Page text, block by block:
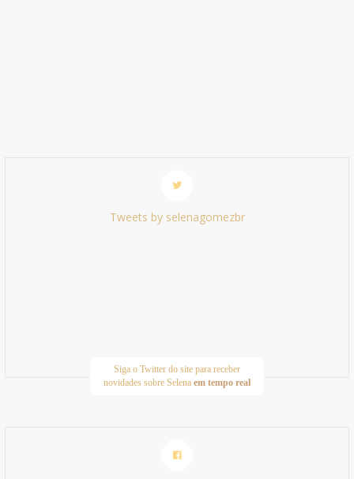
Tweets by selenagomezbr
Siga o Twitter do site para receber
novidades sobre Selena em tempo real